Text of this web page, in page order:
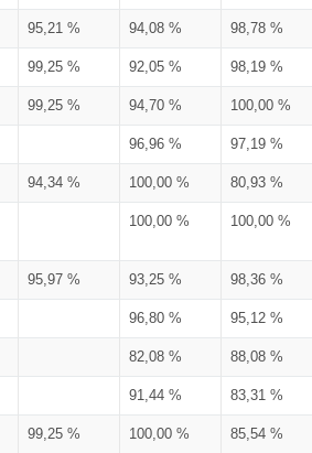
95,21 % 94,08 % 98,78 %
99,25 % 92,05 % 98,19 %
99,25 % 94,70 % 100,00 %
96,96 % 97,19 %
94,34 % 100,00 % 80,93 %
100,00 % 100,00 %
95,97 % 93,25 % 98,36 %
96,80 % 95,12 %
82,08 % 88,08 %
91,44 % 83,31 %
99,25 % 100,00 % 85,54 %